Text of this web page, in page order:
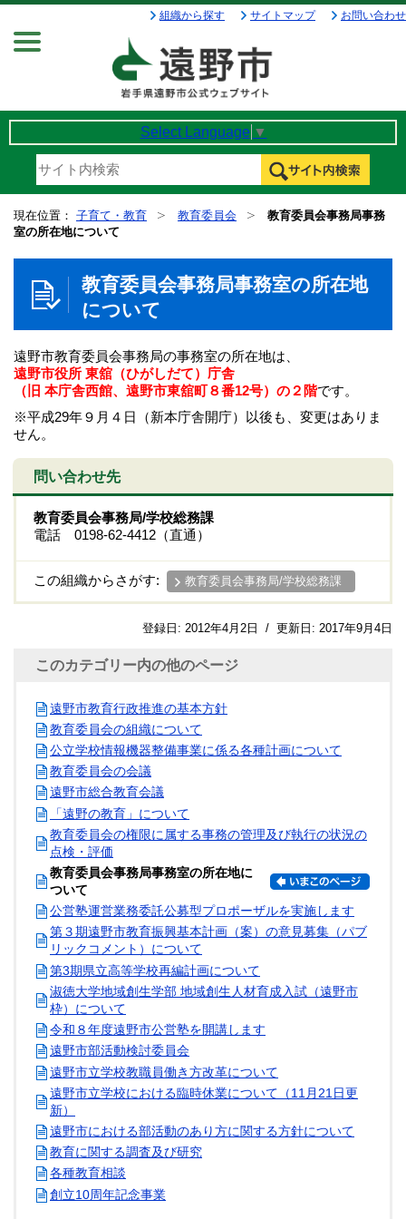
組織から探す サイトマップ お問い合わせ
Select Language ▼
現在位置： 子育て・教育 教育委員会
教育委員会事務局事務
室の所在地について
教育委員会事務局事務室の所在地
について
遠野市教育委員会事務局の事務室の所在地は、
遠野市役所 東舘（ひがしだて）庁舎
（旧 本庁舎西館、遠野市東舘町８番12号）の２階です。
※平成29年９月４日（新本庁舎開庁）以後も、変更はありま
せん。
問い合わせ先
教育委員会事務局/学校総務課
電話 0198-62-4412（直通）
この組織からさがす: 教育委員会事務局/学校総務課
登録日: 2012年4月2日 / 更新日: 2017年9月4日
このカテゴリー内の他のページ
遠野市教育行政推進の基本方針
教育委員会の組織について
公立学校情報機器整備事業に係る各種計画について
教育委員会の会議
遠野市総合教育会議
「遠野の教育」について
教育委員会の権限に属する事務の管理及び執行の状況の
点検・評価
教育委員会事務局事務室の所在地に
ついて
公営塾運営業務委託公募型プロポーザルを実施します
第３期遠野市教育振興基本計画（案）の意見募集（パブ
リックコメント）について
第3期県立高等学校再編計画について
淑徳大学地域創生学部 地域創生人材育成入試（遠野市
枠）について
令和８年度遠野市公営塾を開講します
遠野市部活動検討委員会
遠野市立学校教職員働き方改革について
遠野市立学校における臨時休業について（11月21日更
新）
遠野市における部活動のあり方に関する方針について
教育に関する調査及び研究
各種教育相談
創立10周年記念事業